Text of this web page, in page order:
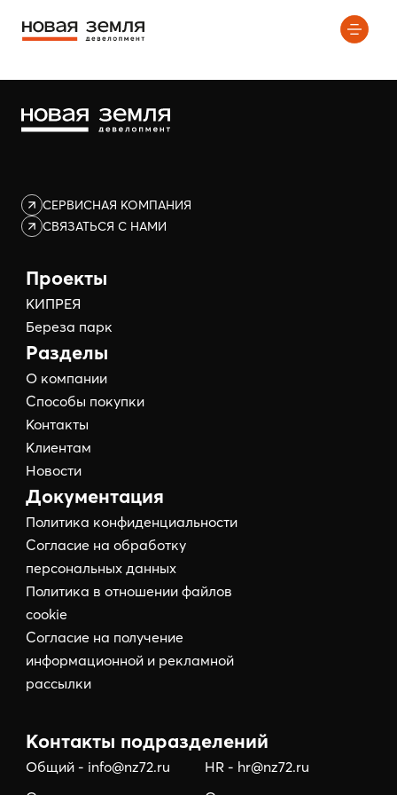
Элемент не найден!
СЕРВИСНАЯ КОМПАНИЯ
СВЯЗАТЬСЯ С НАМИ
Проекты
КИПРЕЯ
Береза парк
Разделы
О компании
Способы покупки
Контакты
Клиентам
Новости
Документация
Политика конфиденциальности
Согласие на обработку
персональных данных
Политика в отношении файлов
cookie
Согласие на получение
информационной и рекламной
рассылки
Контакты подразделений
Общий - info@nz72.ru
HR - hr@nz72.ru